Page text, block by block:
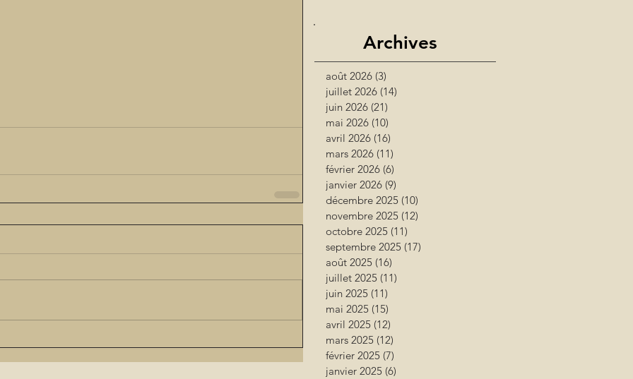
Archives
août 2026 (3)
juillet 2026 (14)
juin 2026 (21)
mai 2026 (10)
avril 2026 (16)
mars 2026 (11)
février 2026 (6)
janvier 2026 (9)
décembre 2025 (10)
novembre 2025 (12)
octobre 2025 (11)
septembre 2025 (17)
août 2025 (16)
juillet 2025 (11)
juin 2025 (11)
mai 2025 (15)
avril 2025 (12)
mars 2025 (12)
février 2025 (7)
janvier 2025 (6)